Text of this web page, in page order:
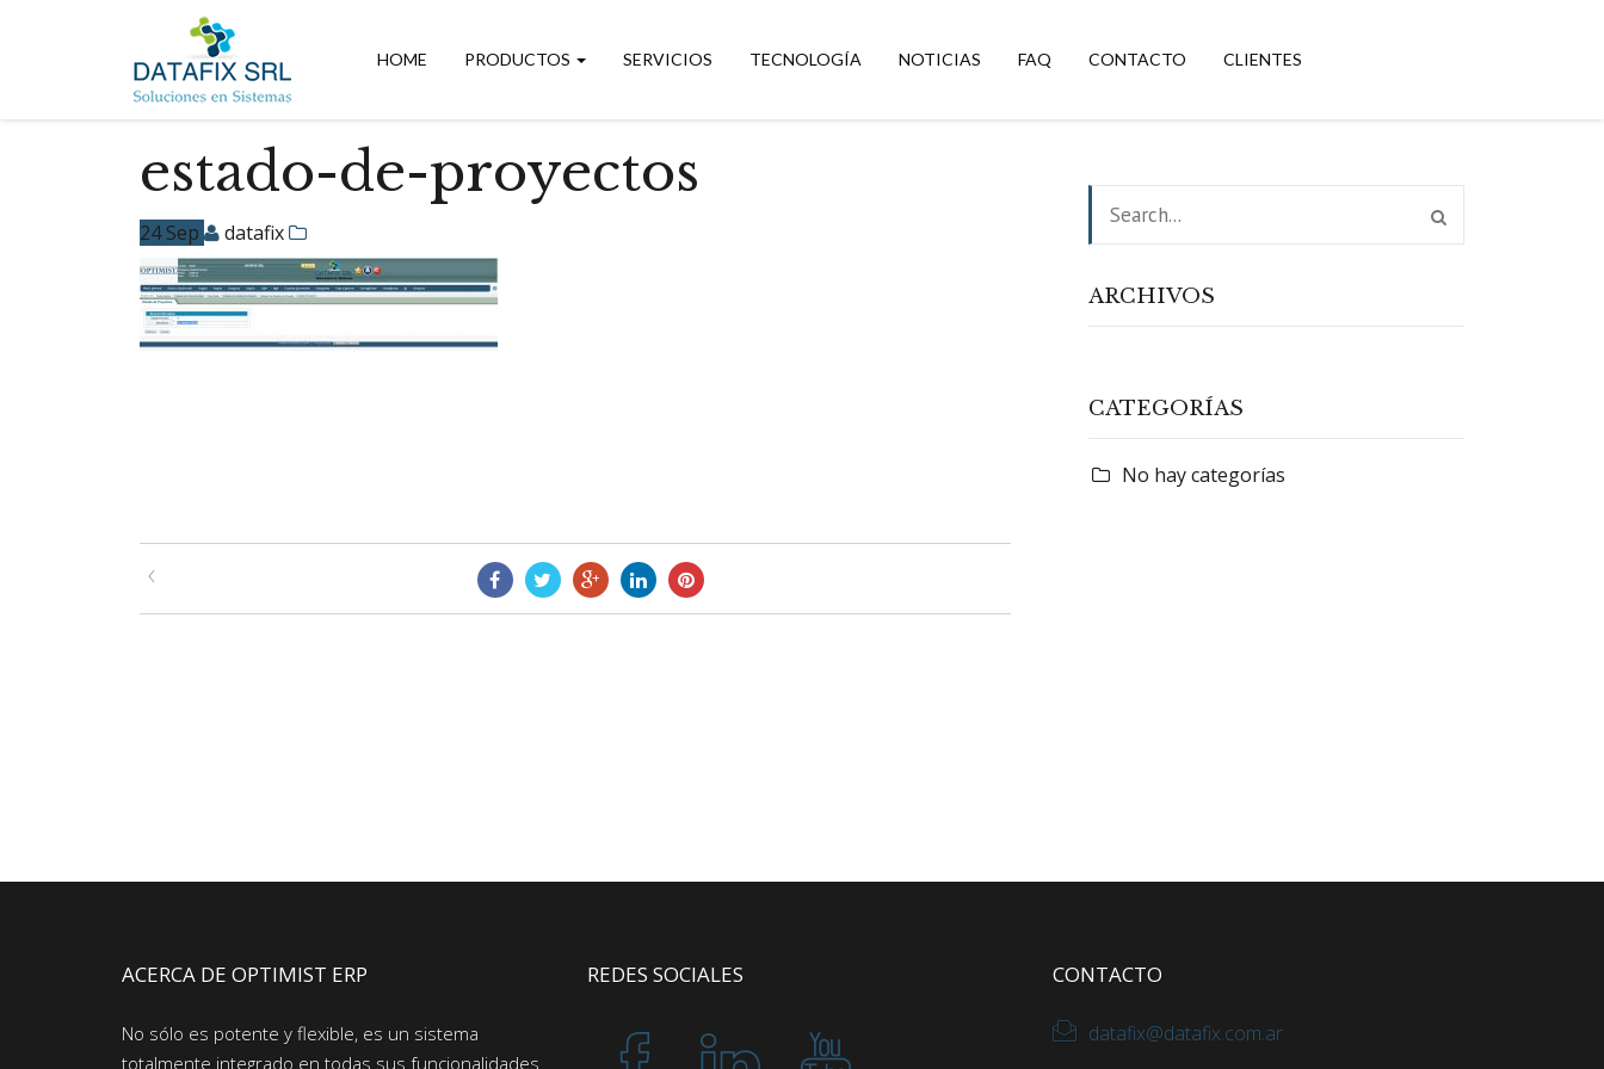
Sistemas
HOME PRODUCTOS SERVICIOS TECNOLOGÍA NOTICIAS FAQ CONTACTO CLIENTES
estado-de-proyectos
24 Sep datafix
ARCHIVOS
CATEGORÍAS
No hay categorías
ACERCA DE OPTIMIST ERP
No sólo es potente y flexible, es un sistema
totalmente integrado en todas sus funcionalidades
REDES SOCIALES CONTACTO
datafix@datafix.com.ar